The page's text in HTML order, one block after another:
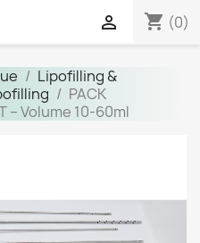
shopping_cart (0)

Lipofilling &
PACK
– Volume 10-60ml